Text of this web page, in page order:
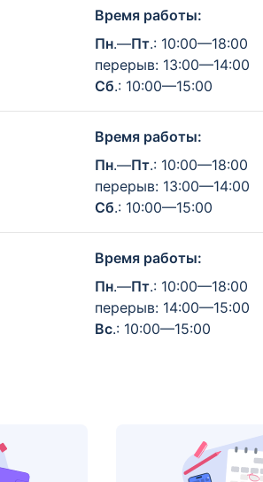
Время работы:
Пн.—Пт.: 10:00—18:00
перерыв: 13:00—14:00
Сб.: 10:00—15:00
Время работы:
Пн.—Пт.: 10:00—18:00
перерыв: 13:00—14:00
Сб.: 10:00—15:00
Время работы:
Пн.—Пт.: 10:00—18:00
перерыв: 14:00—15:00
Вс.: 10:00—15:00